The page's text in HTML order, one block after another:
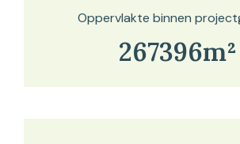
Oppervlakte binnen
267396m²